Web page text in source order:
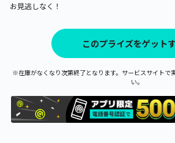
お見逃しなく！
このプライズをゲット
※在庫がなくなり次第終了となります。サービスサイトで
い。